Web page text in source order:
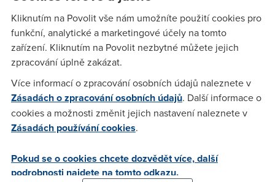
Pokud patříte k těm, kteří se obávají, že Instagram
odposlouchává vaše konverzace a neustále sleduje vaši
online aktivitu, aby vám pak ukazovalpersonalizovanou
reklamu, je váš problém vyřešen.
Centrum účtů najdete v nabídce Nastavení na Facebooku,
Instagramu a Messengeru. Můžete v něm přitom spravovat
nastavení napříč účty, a tedy sizablokovat sledování
aktivitynejen na Instagramu, ale i na Facebooku, pokud jste
Kliknutím na Povolit vše nám umožníte použití cookies pro
funkční, analytické a marketingové účely na tomto
zařízení. Kliknutím na Povolit nezbytné můžete jejich
zpracování úplně zakázat.
Více informací o zpracování osobních údajů naleznete v
Zásadách o zpracování osobních údajů. Další informace o
cookies a možnosti změnit jejich nastavení naleznete v
Zásadách používání cookies.
Pokud se o cookies chcete dozvědět více, další
podrobnosti najdete na tomto odkazu.